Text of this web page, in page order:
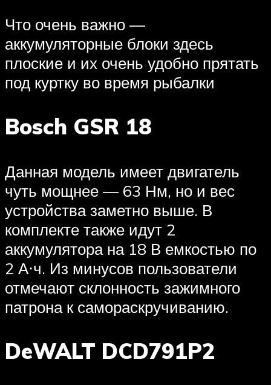
Что очень важно —
аккумуляторные блоки здесь
плоские и их очень удобно прятать
под куртку во время рыбалки
Bosch GSR 18
Данная модель имеет двигатель
чуть мощнее — 63 Нм, но и вес
устройства заметно выше. В
комплекте также идут 2
аккумулятора на 18 В емкостью по
2 А⋅ч. Из минусов пользователи
отмечают склонность зажимного
патрона к самораскручиванию.
DeWALT DCD791P2